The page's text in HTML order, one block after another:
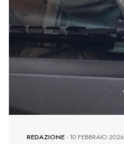
REDAZIONE-10 FEBBRAIO 2026